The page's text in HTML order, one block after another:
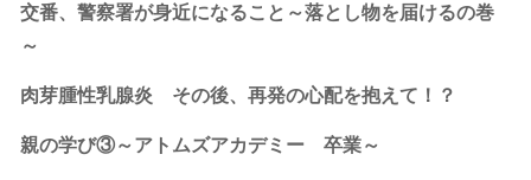
交番、警察署が身近になること～落とし物を届けるの巻
～
肉芽腫性乳腺炎 その後、再発の心配を抱えて！？
親の学び③～アトムズアカデミー 卒業～